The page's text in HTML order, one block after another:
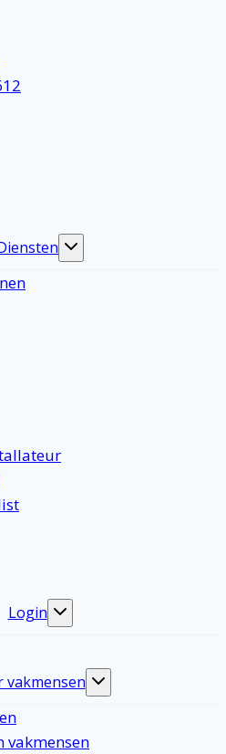
Toggle
Login
Toggle
vakmensen
Toggle
vakmensen